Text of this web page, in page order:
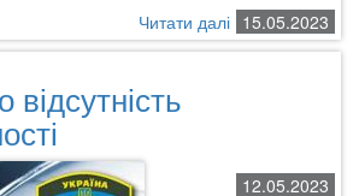
15.05.2023
Читати далі про
В
надання
відсутність
12.05.2023